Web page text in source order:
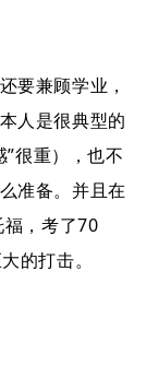
要兼顾学业，
人是很典型的
”很重），也不
准备。 并且在
，考了70
的打击。